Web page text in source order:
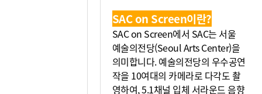
SAC on Screen이란?
SAC on Screen에서 SAC는 서울
예술의전당(Seoul Arts Center)을
의미합니다. 예술의전당의 우수공연
작을 10여대의 카메라로 다각도 촬
영하여, 5.1채널 입체 서라운드 음향